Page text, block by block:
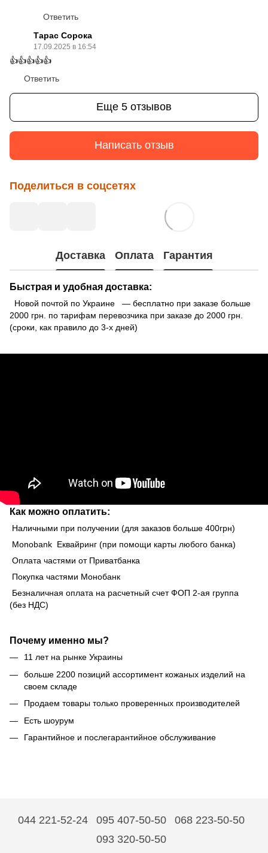
Ответить
Тарас Сорока
17.09.2025 в 16:54
👍👍👍👍👍
Ответить
Еще 5 отзывов
Написать отзыв
Поделиться в соцсетях
Доставка Оплата Гарантия
Быстрая и удобная доставка:
Новой почтой по Украине — бесплатно при заказе больше
2000 грн. по тарифам перевозчика при заказе до 2000 грн.
(сроки, как правило до 3-х дней)
Как можно оплатить:
Наличными при получении (для заказов больше 400грн)
Monobank Еквайринг (при помощи карты любого банка)
Оплата частями от Приватбанка
Покупка частями Монобанк
Безналичная оплата на расчетный счет ФОП 2-ая группа
(без НДС)
Почему именно мы?
11 лет на рынке Украины
больше 2200 позиций ассортимент кожаных изделий на
своем складе
Продаем товары только проверенных производителей
Есть шоурум
Гарантийное и послегарантийное обслуживание
044 221-52-24 095 407-50-50
068 223-50-50
093 320-50-50